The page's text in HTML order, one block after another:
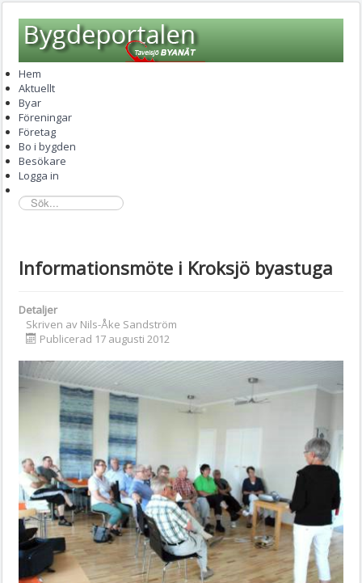
Hem
Aktuellt
Byar
Föreningar
Företag
Bo i bygden
Besökare
Logga in
sök...
Informationsmöte i Kroksjö byastuga
Detaljer
Skriven av Nils-Åke Sandström
Publicerad 17 augusti 2012